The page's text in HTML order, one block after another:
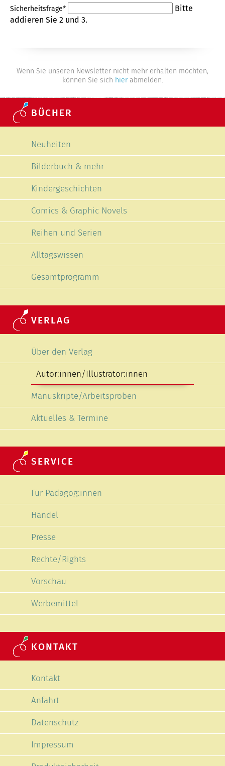
Pflichtfeld
Sicherheitsfrage*
Bitte
addieren Sie 2 und 3.
Wenn Sie unseren Newsletter nicht mehr erhalten möchten,
können Sie sich hierabmelden.
BÜCHER
Navigation überspringen
Neuheiten
Bilderbuch & mehr
Kindergeschichten
Comics & Graphic Novels
Reihen und Serien
Alltagswissen
Gesamtprogramm
VERLAG
Navigation überspringen
Über den Verlag
Autor:innen/Illustrator:innen
Manuskripte/Arbeitsproben
Aktuelles & Termine
SERVICE
Navigation überspringen
Für Pädagog:innen
Handel
Presse
Rechte/Rights
Vorschau
Werbemittel
KONTAKT
Navigation überspringen
Kontakt
Anfahrt
Datenschutz
Impressum